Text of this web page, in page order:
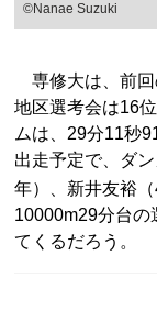
©Nanae Suzuki
専修大は、前回
地区選考会は16
ムは、29分11秒
出走予定で、ダ
年）、新井友裕
10000m29分台の
てくるだろう。